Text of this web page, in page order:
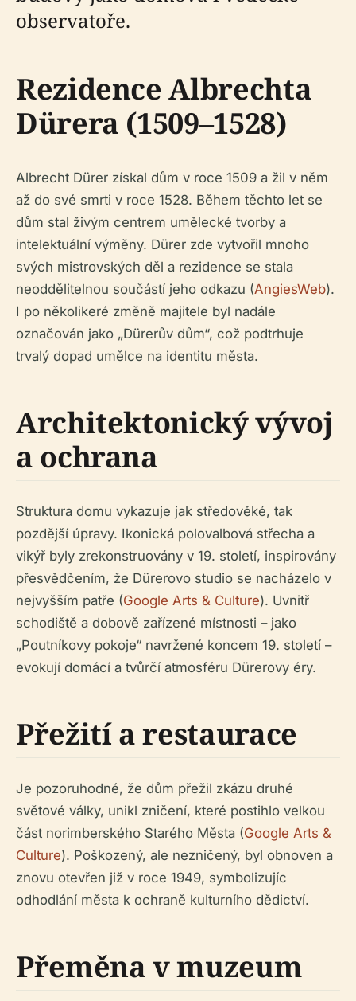
observatoře.
Rezidence Albrechta
Dürera (1509–1528)
Albrecht Dürer získal dům v roce 1509 a žil v něm
až do své smrti v roce 1528. Během těchto let se
dům stal živým centrem umělecké tvorby a
intelektuální výměny. Dürer zde vytvořil mnoho
svých mistrovských děl a rezidence se stala
neoddělitelnou součástí jeho odkazu (AngiesWeb).
I po několikeré změně majitele byl nadále
označován jako „Dürerův dům“, což podtrhuje
trvalý dopad umělce na identitu města.
Architektonický vývoj
a ochrana
Struktura domu vykazuje jak středověké, tak
pozdější úpravy. Ikonická polovalbová střecha a
vikýř byly zrekonstruovány v 19. století, inspirovány
přesvědčením, že Dürerovo studio se nacházelo v
nejvyšším patře (Google Arts & Culture). Uvnitř
schodiště a dobově zařízené místnosti – jako
„Poutníkovy pokoje“ navržené koncem 19. století –
evokují domácí a tvůrčí atmosféru Dürerovy éry.
Přežití a restaurace
Je pozoruhodné, že dům přežil zkázu druhé
světové války, unikl zničení, které postihlo velkou
část norimberského Starého Města (Google Arts &
Culture). Poškozený, ale nezničený, byl obnoven a
znovu otevřen již v roce 1949, symbolizujíc
odhodlání města k ochraně kulturního dědictví.
Přeměna v muzeum